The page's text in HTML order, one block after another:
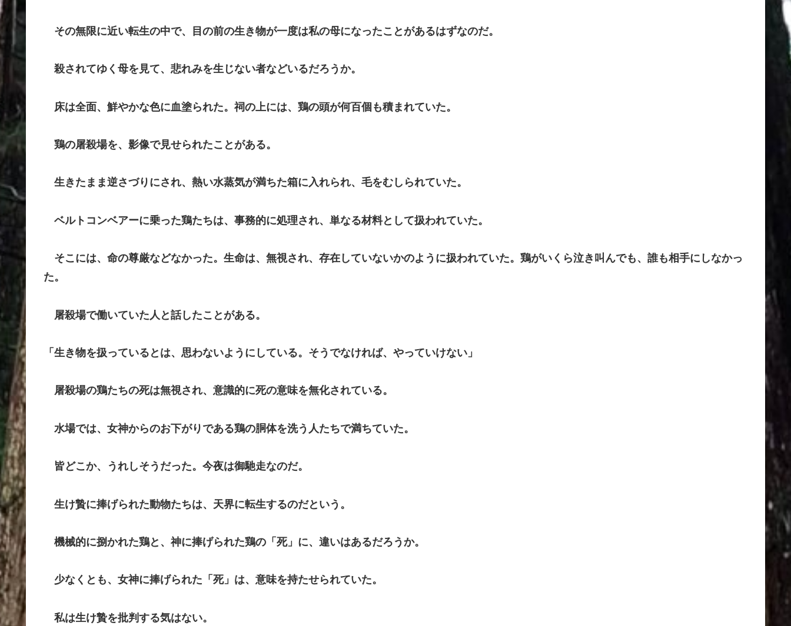
その無限に近い転生の中で、目の前の生き物が一度は私の母になったことがあるはずなのだ。
殺されてゆく母を見て、悲れみを生じない者などいるだろうか。
床は全面、鮮やかな色に血塗られた。祠の上には、鶏の頭が何百個も積まれていた。
鶏の屠殺場を、影像で見せられたことがある。
生きたまま逆さづりにされ、熱い水蒸気が満ちた箱に入れられ、毛をむしられていた。
ベルトコンベアーに乗った鶏たちは、事務的に処理され、単なる材料として扱われていた。
そこには、命の尊厳などなかった。生命は、無視され、存在していないかのように扱われていた。鶏がいくら泣き叫んでも、誰も相手にしなかっ
た。
屠殺場で働いていた人と話したことがある。
「生き物を扱っているとは、思わないようにしている。そうでなければ、やっていけない」
屠殺場の鶏たちの死は無視され、意識的に死の意味を無化されている。
水場では、女神からのお下がりである鶏の胴体を洗う人たちで満ちていた。
皆どこか、うれしそうだった。今夜は御馳走なのだ。
生け贄に捧げられた動物たちは、天界に転生するのだという。
機械的に捌かれた鶏と、神に捧げられた鶏の「死」に、違いはあるだろうか。
少なくとも、女神に捧げられた「死」は、意味を持たせられていた。
私は生け贄を批判する気はない。